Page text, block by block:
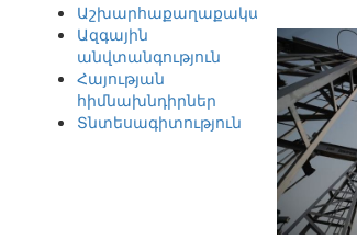
Աշխարհաքաղաքականություն
Ազգային
անվտանգություն
Հայության
հիմնախնդիրներ
Տնտեսագիտություն